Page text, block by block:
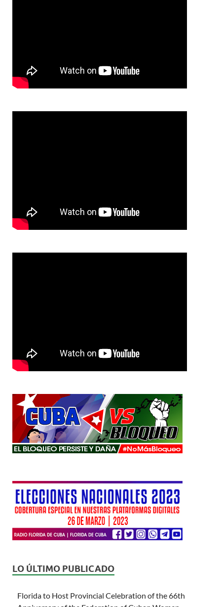
LO ÚLTIMO PUBLICADO
Florida to Host Provincial Celebration of the 66th